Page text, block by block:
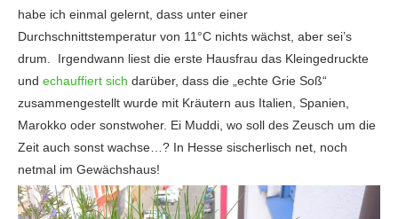
habe ich einmal gelernt, dass unter einer
Durchschnittstemperatur von 11°C nichts wächst, aber sei’s
drum. Irgendwann liest die erste Hausfrau das Kleingedruckte
und echauffiert sich darüber, dass die „echte Grie Soß“
zusammengestellt wurde mit Kräutern aus Italien, Spanien,
Marokko oder sonstwoher. Ei Muddi, wo soll des Zeusch um die
Zeit auch sonst wachse…? In Hesse sischerlisch net, noch
netmal im Gewächshaus!